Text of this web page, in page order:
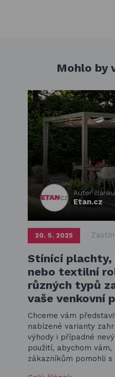
Mohlo by
Autor článku
Etan.cz
20. 5. 2025
Stínící plachty,
nebo textilní
různých typů
vaše venkovní
Chceme vám
nabízené varianty
výhody i případné
použití, abychom
zákazníkům pomohli s